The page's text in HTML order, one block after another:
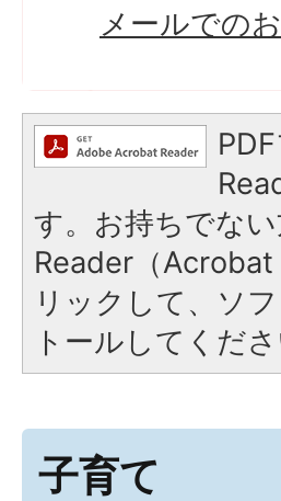
メールでの
す。お持ちでな
Reader（
リックして、ソ
トールしてくださ
子育て